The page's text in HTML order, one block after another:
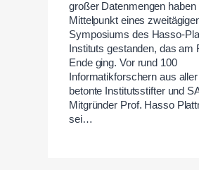
großer Datenmengen haben
Mittelpunkt eines
Symposiums des Hasso-
Instituts gestanden, das am
Ende ging. Vor rund 100
Informatikforschern aus
betonte Institutsstifter und
Mitgründer Prof. Hasso
sei…